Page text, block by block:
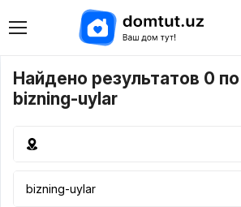
Найдено результатов 0
bizning-uylar